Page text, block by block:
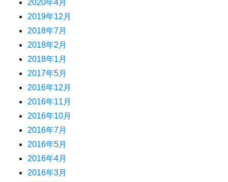
2020年4月
2019年12月
2018年7月
2018年2月
2018年1月
2017年5月
2016年12月
2016年11月
2016年10月
2016年7月
2016年5月
2016年4月
2016年3月